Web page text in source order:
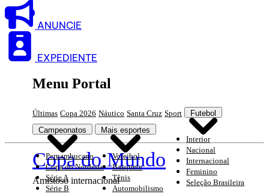
ANUNCIE
EXPEDIENTE
Menu Portal
Últimas Copa 2026 Náutico Santa Cruz Sport Futebol
Interior
Nacional
Internacional
Feminino
Seleção Brasileira
Campeonatos
Pernambucano
Copa do Nordeste
Série A
Série B
Mais esportes
Voleibol
Basquete
Tênis
Automobilismo
Copa do Mundo
Amistoso internacional